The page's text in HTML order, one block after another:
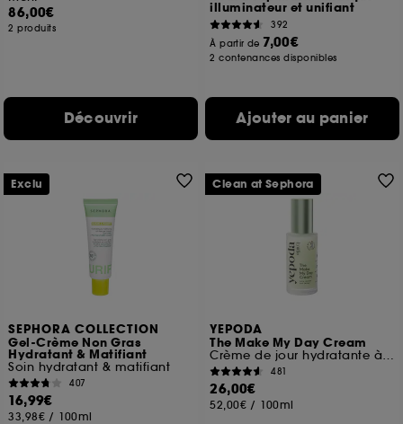
86,00€
2 produits
Découvrir
illuminateur et unifiant
392
À partir de 7,00€
2 contenances disponibles
Ajouter au panier
SEPHORA COLLECTION
Gel-Crème Non Gras
Hydratant & Matifiant
Soin hydratant & matifiant
407
16,99€
33,98€ / 100ml
Exclu
YEPODA
The Make My Day Cream
Crème de jour hydratante à la Centella Asiatica
481
26,00€
52,00€ / 100ml
Clean at Sephora